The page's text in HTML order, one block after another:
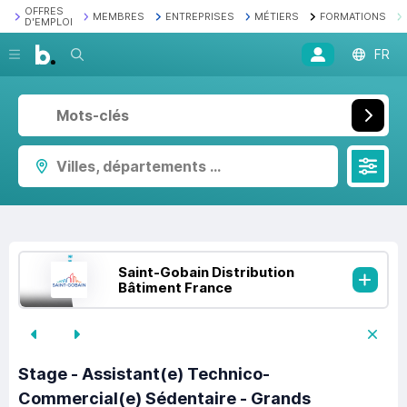
OFFRES
D'EMPLOI
MEMBRES ENTREPRISES MÉTIERS FORMATIONS
Recherche FR
Villes, départements ...
Saint-Gobain Distribution
Bâtiment France
Stage - Assistant(e) Technico-
Commercial(e) Sédentaire - Grands